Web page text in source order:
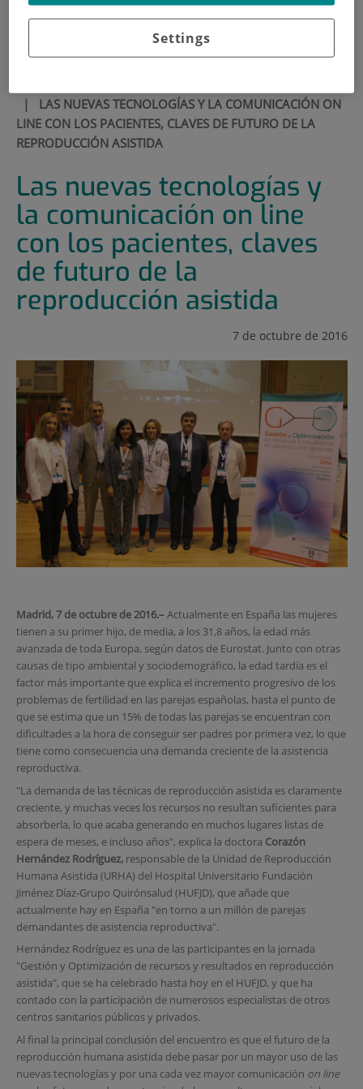
900 301 013
| LAS NUEVAS TECNOLOGÍAS Y LA COMUNICACIÓN ON
LINE CON LOS PACIENTES, CLAVES DE FUTURO DE LA
REPRODUCCIÓN ASISTIDA
Las nuevas tecnologías y
la comunicación on line
con los pacientes, claves
de futuro de la
reproducción asistida
7 de octubre de 2016
Madrid, 7 de octubre de 2016.–Actualmente en España las mujeres
tienen a su primer hijo, de media, a los 31,8 años, la edad más
avanzada de toda Europa, según datos de Eurostat. Junto con otras
causas de tipo ambiental y sociodemográfico, la edad tardía es el
factor más importante que explica el incremento progresivo de los
problemas de fertilidad en las parejas españolas, hasta el punto de
que se estima que un 15% de todas las parejas se encuentran con
dificultades a la hora de conseguir ser padres por primera vez, lo que
tiene como consecuencia una demanda creciente de la asistencia
reproductiva.
"La demanda de las técnicas de reproducción asistida es claramente
creciente, y muchas veces los recursos no resultan suficientes para
absorberla, lo que acaba generando en muchos lugares listas de
espera de meses, e incluso años", explica la doctora Corazón
Hernández Rodríguez,responsable de la Unidad de Reproducción
Humana Asistida (URHA) del Hospital Universitario Fundación
Jiménez Díaz-Grupo Quirónsalud (HUFJD), que añade que
actualmente hay en España "en torno a un millón de parejas
demandantes de asistencia reproductiva".
Hernández Rodríguez es una de las participantes en la jornada
"Gestión y Optimización de recursos y resultados en reproducción
asistida", que se ha celebrado hasta hoy en el HUFJD, y que ha
contado con la participación de numerosos especialistas de otros
centros sanitarios públicos y privados.
Al final la principal conclusión del encuentro es que el futuro de la
reproducción humana asistida debe pasar por un mayor uso de las
nuevas tecnologías y por una cada vez mayor comunicación on line
Settings